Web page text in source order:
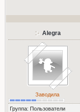
Alegra
Заводила
Группа: Пользователи